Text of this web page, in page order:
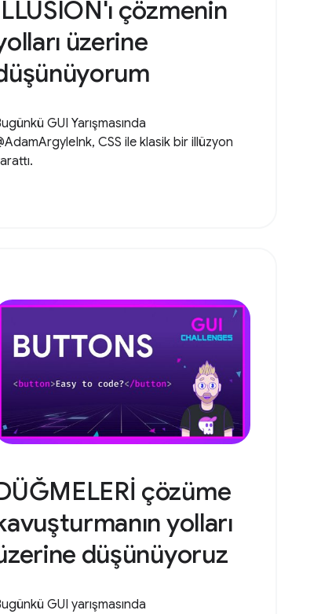
çözmenin
üzerine
GUI Yarışmasında
CSS ile klasik bir illüzyon
çözüme
yolları
düşünüyoruz
GUI yarışmasında